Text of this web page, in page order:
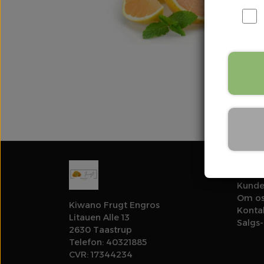
Kiwano Frugt Engros
Litauen Alle 13
2630 Taastrup
Telefon: 40321885
CVR: 17344234
Om